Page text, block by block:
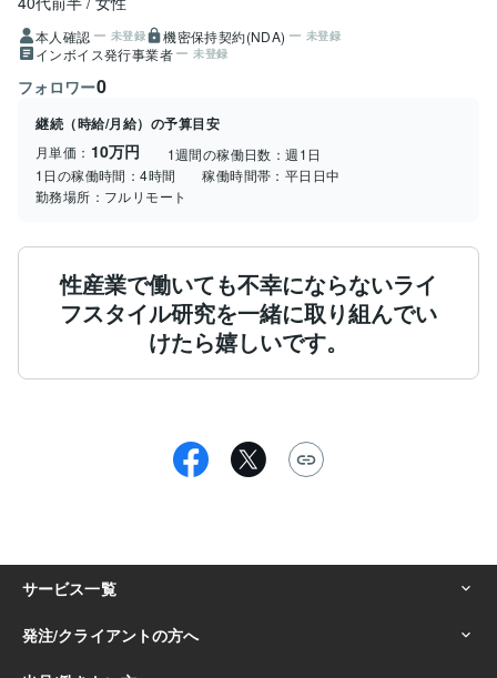
本人確認 未登録 機密保持契約(NDA) 未登録
インボイス発行事業者 未登録
フォロワー0
継続（時給/月給）の予算目安
月単価： 10万円 1週間の稼働日数：週1日
1日の稼働時間：4時間 稼働時間帯： 平日日中
勤務場所： フルリモート
性産業で働いても不幸にならないライ
フスタイル研究を一緒に取り組んでい
けたら嬉しいです。